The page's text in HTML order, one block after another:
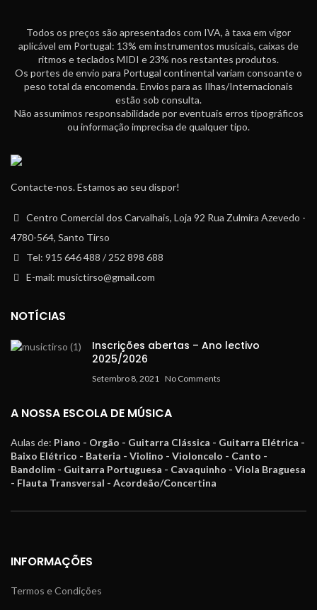
Todos os preços são apresentados com IVA, à taxa em vigor
aplicável em Portugal: 13% em instrumentos musicais, caixas de
ritmos e teclados MIDI e 23% nos restantes produtos.
Os portes de envio para Portugal continental variam consoante o
peso total da encomenda. Envios para as Ilhas/Internacionais
estão sob consulta.
Não assumimos responsabilidade por eventuais erros tipográficos
ou informação imprecisa de qualquer tipo.
Contacte-nos. Estamos ao seu dispor!
Centro Comercial dos Carvalhais, Loja 92 Rua Zulmira Azevedo -
4780-564, Santo Tirso
Tel: 915 646 488 / 252 898 688
E-mail: musictirso@gmail.com
NOTÍCIAS
Inscrições abertas – Ano lectivo
2025/2026
Setembro 8, 2021 No Comments
A NOSSA ESCOLA DE MÚSICA
Aulas de: Piano - Orgão - Guitarra Clássica - Guitarra Elétrica -
Baixo Elétrico - Bateria - Violino - Violoncelo - Canto -
Bandolim - Guitarra Portuguesa - Cavaquinho - Viola Braguesa
- Flauta Transversal - Acordeão/Concertina
INFORMAÇÕES
Termos e Condições